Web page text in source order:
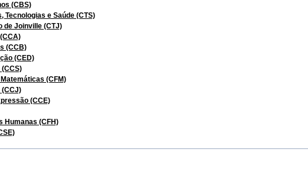
(CBS)
Tecnologias e Saúde (CTS)
de Joinville (CTJ)
(CCB)
(CED)
(CFM)
(CCE)
Humanas (CFH)